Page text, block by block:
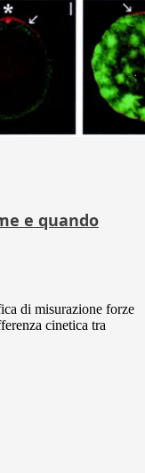
e quando
di misurazione forze
cinetica tra